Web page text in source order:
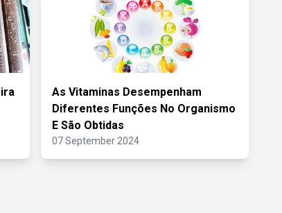
As Vitaminas Desempenham
Diferentes Funções No Organismo
E São Obtidas
07 September 2024